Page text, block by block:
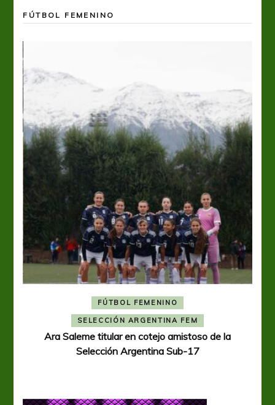
FÚTBOL FEMENINO
FÚTBOL FEMENINO
SELECCIÓN ARGENTINA FEM
Ara Saleme titular en cotejo amistoso de la
Selección Argentina Sub-17